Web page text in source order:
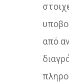
από